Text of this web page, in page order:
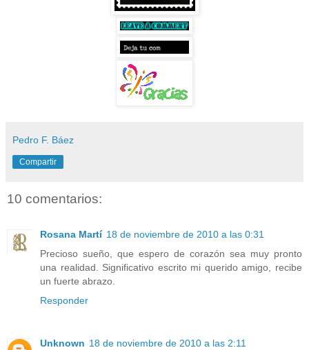
Pedro F. Báez
Compartir
10 comentarios:
Rosana Martí 18 de noviembre de 2010 a las 0:31
Precioso sueño, que espero de corazón sea muy pronto
una realidad. Significativo escrito mi querido amigo, recibe
un fuerte abrazo.
Responder
Unknown 18 de noviembre de 2010 a las 2:11